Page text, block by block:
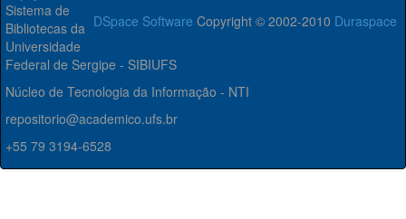
DSpace Software Copyright © 2002-2010 Duraspace
Sistema de
Bibliotecas da
Universidade
Federal de Sergipe - SIBIUFS
Núcleo de Tecnologia da Informação - NTI
repositorio@academico.ufs.br
+55 79 3194-6528